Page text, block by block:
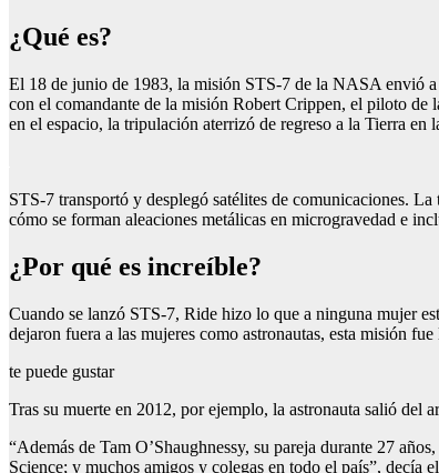
¿Qué es?
El 18 de junio de 1983, la misión STS-7 de la NASA envió
con el comandante de la misión Robert Crippen, el piloto de
en el espacio, la tripulación aterrizó de regreso a la Tierra
STS-7 transportó y desplegó satélites de comunicaciones.
cómo se forman aleaciones metálicas en microgravedad e
¿Por qué es increíble?
Cuando se lanzó STS-7, Ride hizo lo que a ninguna mujer
dejaron fuera a las mujeres como astronautas, esta misión
te puede gustar
Tras su muerte en 2012, por ejemplo, la astronauta salió del
“Además de Tam O’Shaughnessy, su pareja durante 27
Science; y muchos amigos y colegas en todo el país”, decía